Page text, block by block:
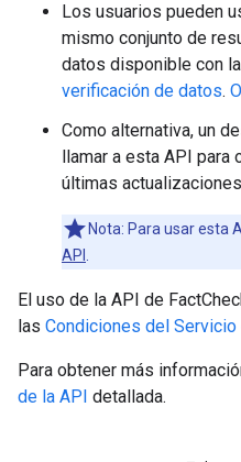
Los usuarios pueden
mismo conjunto de
datos disponible con
verificación de datos.
Como alternativa, un
llamar a esta API para
últimas
Nota: Para usar esta
API
El uso de la API de
las Condiciones del
Para obtener más
de la API detallada.